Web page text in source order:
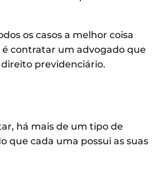
os casos a melhor coisa
é contratar um advogado que
previdenciário.
há mais de um tipo de
que cada uma possui as suas